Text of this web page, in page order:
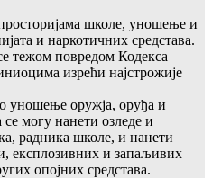
школе, уношење и
и наркотичних средстава.
тежом повредом Кодекса
изрећи најстрожије
уношење оружја, оруђа и
се могу нанети озледе и
радника школе, и нанети
експлозивних и запаљивих
опојних средстава.